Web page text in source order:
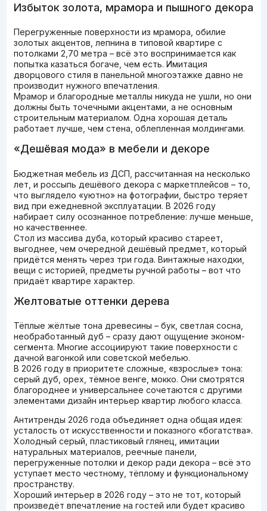
Избыток золота, мрамора и пышного декора
Перегруженные поверхности из мрамора, обилие
золотых акцентов, лепнина в типовой квартире с
потолками 2,70 метра – всё это воспринимается как
попытка казаться богаче, чем есть. Имитация
дворцового стиля в панельной многоэтажке давно не
производит нужного впечатления.
Мрамор и благородные металлы никуда не ушли, но они
должны быть точечными акцентами, а не основным
строительным материалом. Одна хорошая деталь
работает лучше, чем стена, облепленная молдингами.
«Дешёвая мода» в мебели и декоре
Бюджетная мебель из ДСП, рассчитанная на несколько
лет, и россыпь дешёвого декора с маркетплейсов – то,
что выглядело «уютно» на фотографии, быстро теряет
вид при ежедневной эксплуатации. В 2026 году
набирает силу осознанное потребление: лучше меньше,
но качественнее.
Стол из массива дуба, который красиво стареет,
выгоднее, чем очередной дешёвый предмет, который
придётся менять через три года. Винтажные находки,
вещи с историей, предметы ручной работы – вот что
придаёт квартире характер.
Желтоватые оттенки дерева
Тёплые жёлтые тона древесины – бук, светлая сосна,
необработанный дуб – сразу дают ощущение эконом-
сегмента. Многие ассоциируют такие поверхности с
дачной вагонкой или советской мебелью.
В 2026 году в приоритете сложные, «взрослые» тона:
серый дуб, орех, тёмное венге, мокко. Они смотрятся
благороднее и универсальнее сочетаются с другими
элементами дизайн интерьер квартир любого класса.
Антитренды 2026 года объединяет одна общая идея:
усталость от искусственности и показного «богатства».
Холодный серый, пластиковый глянец, имитации
натуральных материалов, реечные панели,
перегруженные потолки и декор ради декора – всё это
уступает место честному, тёплому и функциональному
пространству.
Хороший интерьер в 2026 году – это не тот, который
произведёт впечатление на гостей или будет красиво